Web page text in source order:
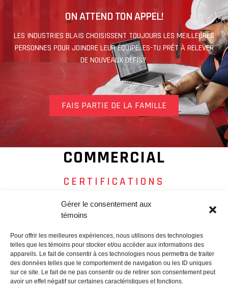
Gérer le consentement aux
témoins
Pour offrir les meilleures expériences, nous utilisons des technologies
telles que les témoins pour stocker et/ou accéder aux informations des
appareils. Le fait de consentir à ces technologies nous permettra de traiter
des données telles que le comportement de navigation ou les ID uniques
sur ce site. Le fait de ne pas consentir ou de retirer son consentement peut
avoir un effet négatif sur certaines caractéristiques et fonctions.
ON ATTEND TON APPEL!
LES INDUSTRIES BLAIS CHOISISSENT TOUJOURS LES MEILLEURES
PERSONNES POUR JOINDRE LEUR ÉQUIPE. ES-TU PRÊT À RELEVER
DE NOUVEAUX DÉFIS?
FAIS PARTIE DE LA FAMILLE
COMMERCIAL
CERTIFICATIONS